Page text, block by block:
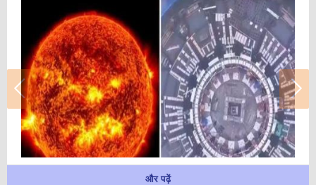
और पढ़ें